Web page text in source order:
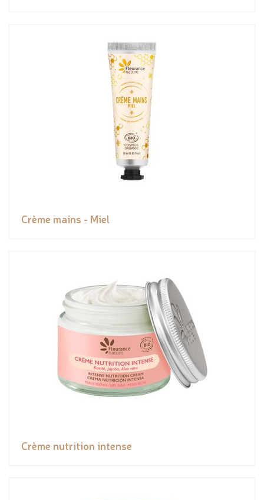
Crème mains - Miel
Crème nutrition intense